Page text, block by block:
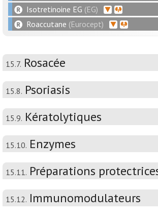
Isotretinoine EG (EG)
Roaccutane (Eurocept)
15.7. Rosacée
15.8. Psoriasis
15.9. Kératolytiques
15.10. Enzymes
15.11. Préparations
15.12. Immunomodulateurs